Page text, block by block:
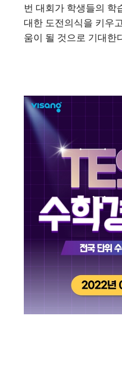
번 대회가 학생들의 학
대한 도전의식을 키우
움이 될 것으로 기대한